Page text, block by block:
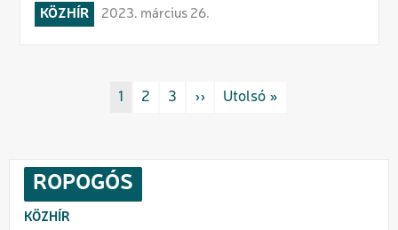
KÖZHÍR 2023. március 26.
OldalszámozásRovat/cimke
1 Rovat/cimke
2 Rovat/cimke
3 Következő oldal
›› Utolsó oldal
Utolsó »
ROPOGÓS
KÖZHÍR